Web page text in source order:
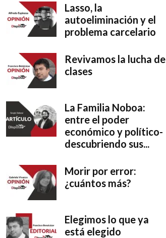
Lasso, la
autoeliminación y el
problema carcelario
Revivamos la lucha de
clases
La Familia Noboa:
entre el poder
económico y político-
descubriendo sus...
Morir por error:
¿cuántos más?
Elegimos lo que ya
está elegido